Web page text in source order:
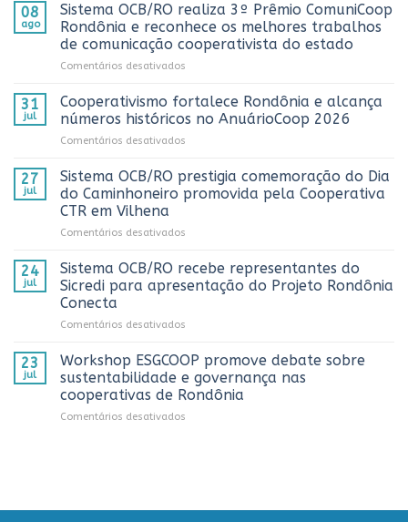
08
ago
Sistema OCB/RO realiza 3º Prêmio ComuniCoop
Rondônia e reconhece os melhores trabalhos
de comunicação cooperativista do estado
Comentários desativados
OCB/RO
3º
Rondônia
e
reconhece
de
comunicação
cooperativista
31
jul
Cooperativismo fortalece Rondônia e alcança
números históricos no AnuárioCoop 2026
Comentários desativados
fortalece
Rondônia
e
no
AnuárioCoop
27
jul
Sistema OCB/RO prestigia comemoração do Dia
do Caminhoneiro promovida pela Cooperativa
CTR em Vilhena
Comentários desativados
OCB/RO
prestigia
comemoração
Caminhoneiro
promovida
pela
Cooperativa
24
jul
Sistema OCB/RO recebe representantes do
Sicredi para apresentação do Projeto Rondônia
Conecta
Comentários desativados
OCB/RO
recebe
representantes
do
Conecta
23
jul
Workshop ESGCOOP promove debate sobre
sustentabilidade e governança nas
cooperativas de Rondônia
Comentários desativados
sustentabilidade